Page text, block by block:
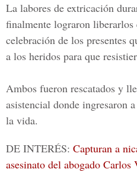
La labores de extricación
finalmente lograron
celebración de los presentes
a los heridos para que
Ambos fueron rescatados y
asistencial donde ingresaron
la vida.
DE INTERÉS: Capturan a
asesinato del abogado Carlos